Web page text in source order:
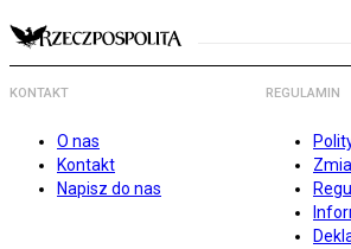
KONTAKT
O nas
Kontakt
Napisz do nas
REGULAMIN